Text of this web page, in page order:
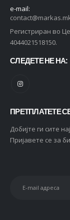
e-mail:
Регистриран во
4044021518150.
СЛЕДЕТЕ НЕ НА:
ПРЕТПЛАТЕТЕ
Добијте ги сите
Пријавете се за